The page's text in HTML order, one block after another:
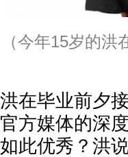
（今年15岁的
洪在毕业前夕
官方媒体的深
如此优秀？洪